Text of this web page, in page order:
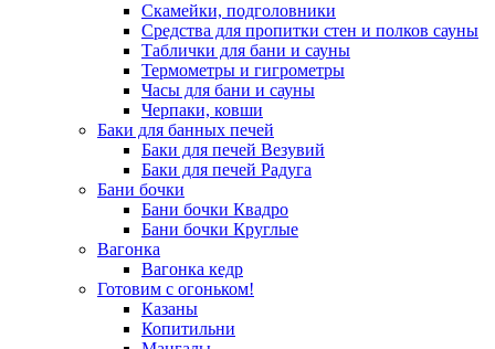
Скамейки, подголовники
Средства для пропитки стен и полков сауны
Таблички для бани и сауны
Термометры и гигрометры
Часы для бани и сауны
Черпаки, ковши
Баки для банных печей
Баки для печей Везувий
Баки для печей Радуга
Бани бочки
Бани бочки Квадро
Бани бочки Круглые
Вагонка
Вагонка кедр
Готовим с огоньком!
Казаны
Копитильни